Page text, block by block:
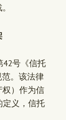
42号《信托
。该法律
）作为信
定义，信托